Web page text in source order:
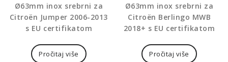
Ø63mm inox srebrni za
Citroën Jumper 2006-2013
s EU certifikatom
Pročitaj više
Ø63mm inox srebrni za
Citroën Berlingo MWB
2018+ s EU certifikatom
Pročitaj više